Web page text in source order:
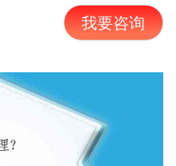
我要咨询